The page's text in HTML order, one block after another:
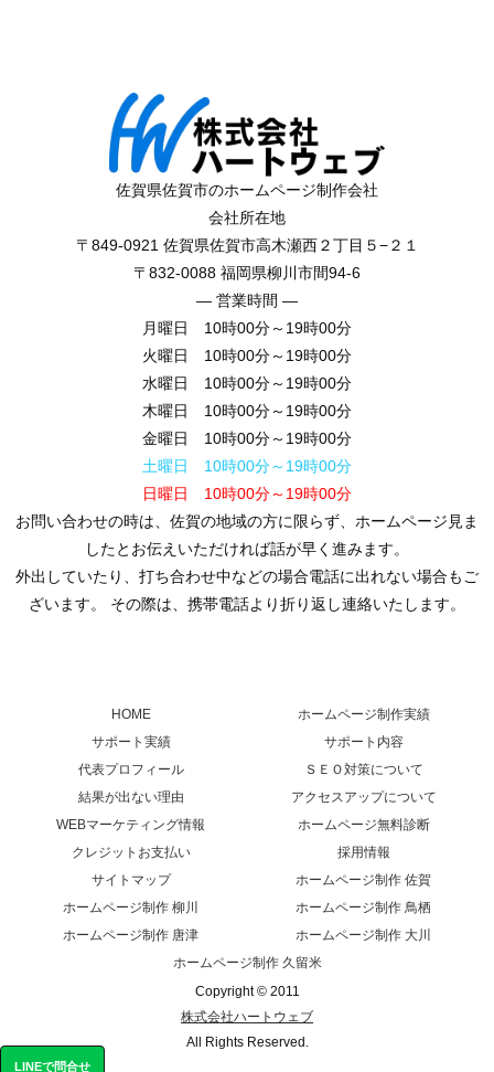
柳川市 ホームページ制作で集客！WEB制作｜実績アリ
大川市 ホームページ制作で集客！WEB制作｜実績アリ
長崎や佐世保で唯一の親切丁寧に対応し、細かなチェ
ックも見逃さない畳屋さんがコチラ
畑正さんは、様々な印鑑を取り扱ってあり価格もサー
ビスも優れた技術かつ、迅速な納品までオススメの印
鑑の会社さんです。
佐賀 スナック
家庭的、アットホームな笑い会える楽しいスナック！
女性のお客さんも多いので、夫婦で、カップルでノン
全国対応可能で、荷物を運ぶだけでなく付帯作業も行
なってくれるのでとても頼りになる赤帽の中の運送会
社さんです。
佐賀の異業種交流会やビジネス人脈が欲しい人は守成
クラブ佐賀へ参加しませんか？
数十人が参加している守成クラブ佐賀！たくさんの業
種の方が集まっているので、仕事のマッチングや人繋
がりでの仕事の依頼など入って損はしない以後湯種交
佐賀県佐賀市のホームページ制作会社
会社所在地
〒849-0921 佐賀県佐賀市高木瀬西２丁目５−２１
〒832-0088 福岡県柳川市間94-6
― 営業時間 ―
月曜日 10時00分～19時00分
火曜日 10時00分～19時00分
水曜日 10時00分～19時00分
木曜日 10時00分～19時00分
金曜日 10時00分～19時00分
土曜日 10時00分～19時00分
日曜日 10時00分～19時00分
お問い合わせの時は、佐賀の地域の方に限らず、ホームページ見ま
したとお伝えいただければ話が早く進みます。
外出していたり、打ち合わせ中などの場合電話に出れない場合もご
ざいます。 その際は、携帯電話より折り返し連絡いたします。
HOME
ホームページ制作実績
サポート実績
サポート内容
代表プロフィール
ＳＥＯ対策について
結果が出ない理由
アクセスアップについて
WEBマーケティング情報
ホームページ無料診断
クレジットお支払い
採用情報
サイトマップ
ホームページ制作 佐賀
ホームページ制作 柳川
ホームページ制作 鳥栖
ホームページ制作 唐津
ホームページ制作 大川
ホームページ制作 久留米
Copyright © 2011
株式会社ハートウェブ
All Rights Reserved.
LINEで問合せ